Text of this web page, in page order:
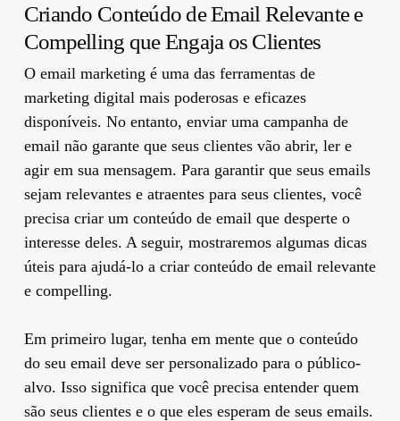
Criando Conteúdo de Email Relevante e
Compelling que Engaja os Clientes
O email marketing é uma das ferramentas de
marketing digital mais poderosas e eficazes
disponíveis. No entanto, enviar uma campanha de
email não garante que seus clientes vão abrir, ler e
agir em sua mensagem. Para garantir que seus emails
sejam relevantes e atraentes para seus clientes, você
precisa criar um conteúdo de email que desperte o
interesse deles. A seguir, mostraremos algumas dicas
úteis para ajudá-lo a criar conteúdo de email relevante
e compelling.
Em primeiro lugar, tenha em mente que o conteúdo
do seu email deve ser personalizado para o público-
alvo. Isso significa que você precisa entender quem
são seus clientes e o que eles esperam de seus emails.